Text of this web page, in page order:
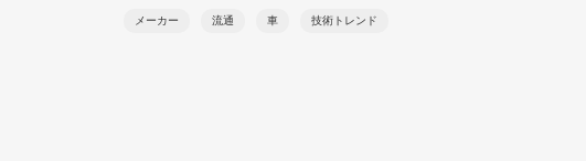
メーカー 流通 車 技術トレンド